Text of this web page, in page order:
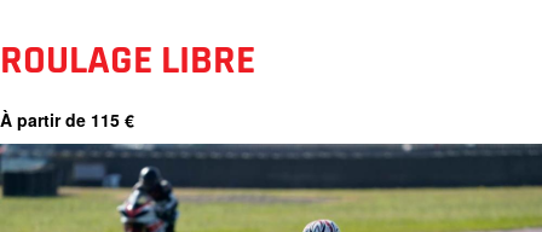
ROULAGE LIBRE
À partir de 115 €